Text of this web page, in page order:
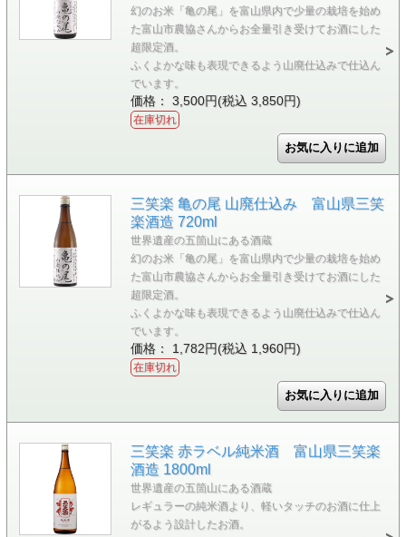
幻のお米「亀の尾」を富山県内で少量の栽培を始め
た富山市農協さんからお全量引き受けてお酒にした
超限定酒。
ふくよかな味も表現できるよう山廃仕込みで仕込ん
でいます。
価格： 3,500円(税込 3,850円)
在庫切れ
三笑楽 亀の尾 山廃仕込み 富山県三笑
楽酒造 720ml
世界遺産の五箇山にある酒蔵
幻のお米「亀の尾」を富山県内で少量の栽培を始め
た富山市農協さんからお全量引き受けてお酒にした
超限定酒。
ふくよかな味も表現できるよう山廃仕込みで仕込ん
でいます。
価格： 1,782円(税込 1,960円)
在庫切れ
三笑楽 赤ラベル純米酒 富山県三笑楽
酒造 1800ml
世界遺産の五箇山にある酒蔵
レギュラーの純米酒より、軽いタッチのお酒に仕上
がるよう設計したお酒。